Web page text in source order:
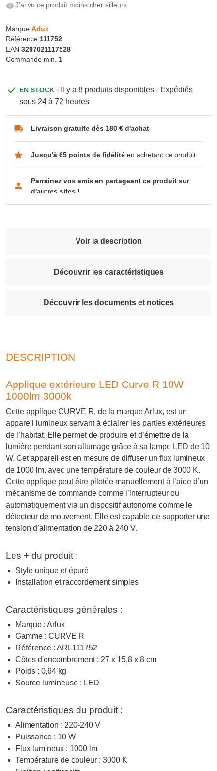
J'ai vu ce produit moins cher ailleurs
Marque Arlux
Référence 111752
EAN 3297021117528
Commande min. 1
EN STOCK- Il y a 8 produits disponibles - Expédiés
sous 24 à 72 heures
Livraison gratuite dès 180 € d'achat
Jusqu'à 65 points de fidélitéen achetant ce produit
Parrainez vos amis en partageant ce produit sur
d'autres sites !
Voir la description
Découvrir les caractéristiques
Découvrir les documents et notices
DESCRIPTION
Applique extérieure LED Curve R 10W
1000lm 3000k
Cette applique CURVE R, de la marque Arlux, est un
appareil lumineux servant à éclairer les parties extérieures
de l’habitat. Elle permet de produire et d’émettre de la
lumière pendant son allumage grâce à sa lampe LED de 10
W. Cet appareil est en mesure de diffuser un flux lumineux
de 1000 lm, avec une température de couleur de 3000 K.
Cette applique peut être pilotée manuellement à l’aide d’un
mécanisme de commande comme l’interrupteur ou
automatiquement via un dispositif autonome comme le
détecteur de mouvement. Elle est capable de supporter une
tension d’alimentation de 220 à 240 V.
Les + du produit :
Style unique et épuré
Installation et raccordement simples
Caractéristiques générales :
Marque : Arlux
Gamme : CURVE R
Référence : ARL111752
Côtes d'encombrement : 27 x 15,8 x 8 cm
Poids : 0,64 kg
Source lumineuse : LED
Caractéristiques du produit :
Alimentation : 220-240 V
Puissance : 10 W
Flux lumineux : 1000 lm
Température de couleur : 3000 K